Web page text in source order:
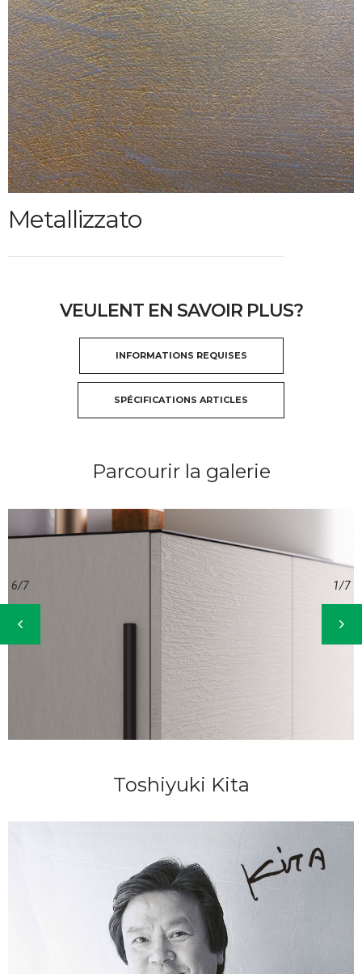
Metallizzato
VEULENT EN SAVOIR PLUS?
INFORMATIONS REQUISES
SPÉCIFICATIONS ARTICLES
Parcourir la galerie
7/7 2/7
Toshiyuki Kita